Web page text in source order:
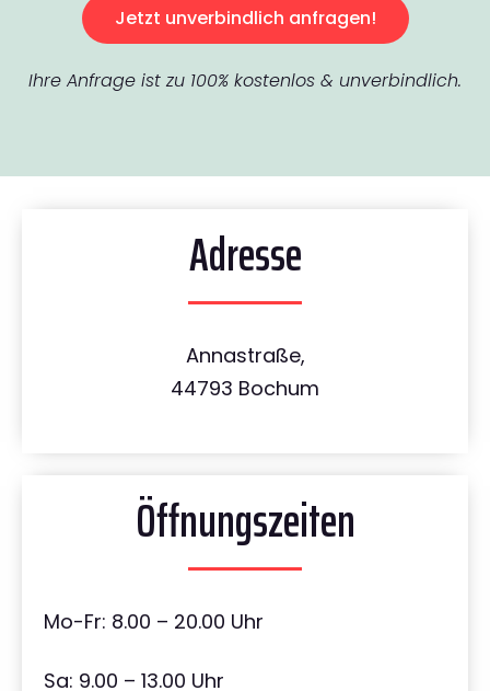
Jetzt unverbindlich anfragen!
Ihre Anfrage ist zu 100% kostenlos & unverbindlich.
Adresse
Annastraße,
44793 Bochum
Öffnungszeiten
Mo-Fr: 8.00 – 20.00 Uhr
Sa: 9.00 – 13.00 Uhr